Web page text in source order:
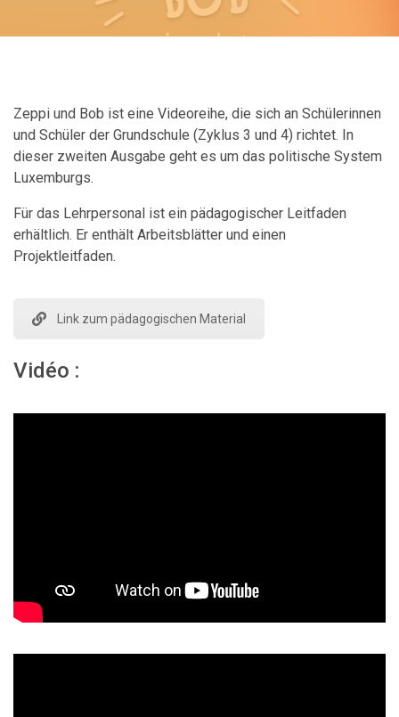
Zeppi und Bob ist eine Videoreihe, die sich an Schülerinnen
und Schüler der Grundschule (Zyklus 3 und 4) richtet. In
dieser zweiten Ausgabe geht es um das politische System
Luxemburgs.
Für das Lehrpersonal ist ein pädagogischer Leitfaden
erhältlich. Er enthält Arbeitsblätter und einen
Projektleitfaden.
Link zum pädagogischen Material
Vidéo :